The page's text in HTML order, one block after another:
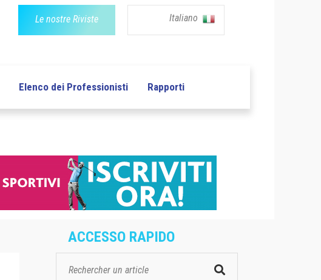
Le nostre Riviste Italiano
Elenco dei Professionisti Rapporti
ACCESSO RAPIDO